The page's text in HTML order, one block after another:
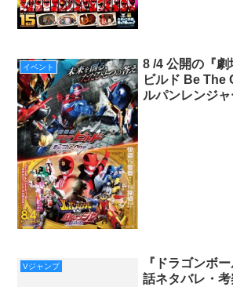
イベント
8 /4 公開の『
ビルド Be The
ルパンレンジ
Vジャンプ
『ドラゴンボ
話ネタバレ・